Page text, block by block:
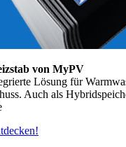
von MyPV
Lösung für
Auch als